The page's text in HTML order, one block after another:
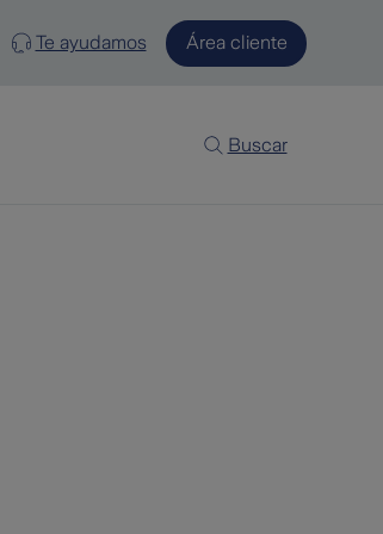
Te ayudamos Área cliente
Buscar